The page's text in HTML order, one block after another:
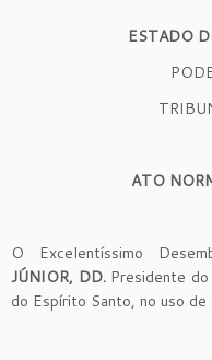
ESTADO
ATO
O Excelentíssimo
JÚNIOR, DD.Presidente do
do Espírito Santo, no uso